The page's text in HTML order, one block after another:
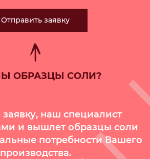
Отправить заявку
ОБРАЗЦЫ СОЛИ?
заявку, наш специалист
и вышлет образцы соли
потребности Вашего
производства.